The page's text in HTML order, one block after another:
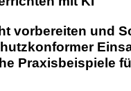
vorbereiten und
Praxisbeispiele